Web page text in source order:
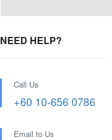
NEED HELP?
Call Us
+60 10-656 0786
Email to Us